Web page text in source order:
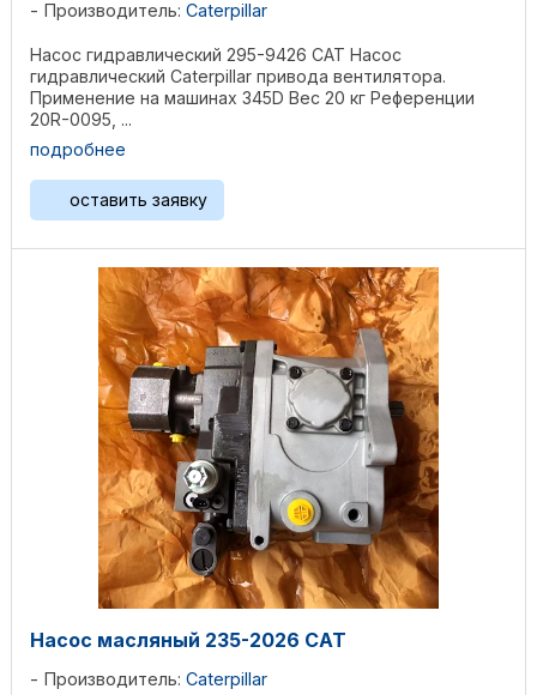
Производитель: Caterpillar
Насос гидравлический 295-9426 CAT Насос
гидравлический Caterpillar привода вентилятора.
Применение на машинах 345D Вес 20 кг Референции
20R-0095, ...
подробнее
оставить заявку
Насос масляный 235-2026 CAT
Производитель: Caterpillar